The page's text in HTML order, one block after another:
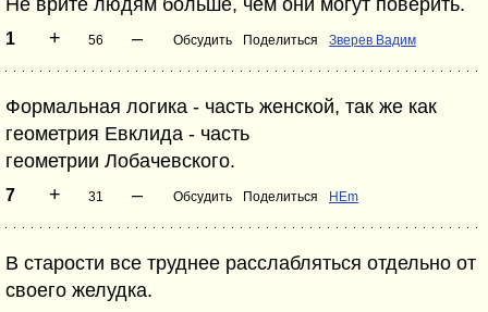
Не врите людям больше, чем они могут поверить.
1 + 56 – Обсудить Поделиться Зверев Вадим
Формальная логика - часть женской, так же как
геометрия Евклида - часть
геометрии Лобачевского.
7 + 31 – Обсудить Поделиться HEm
В старости все труднее расслабляться отдельно от
своего желудка.